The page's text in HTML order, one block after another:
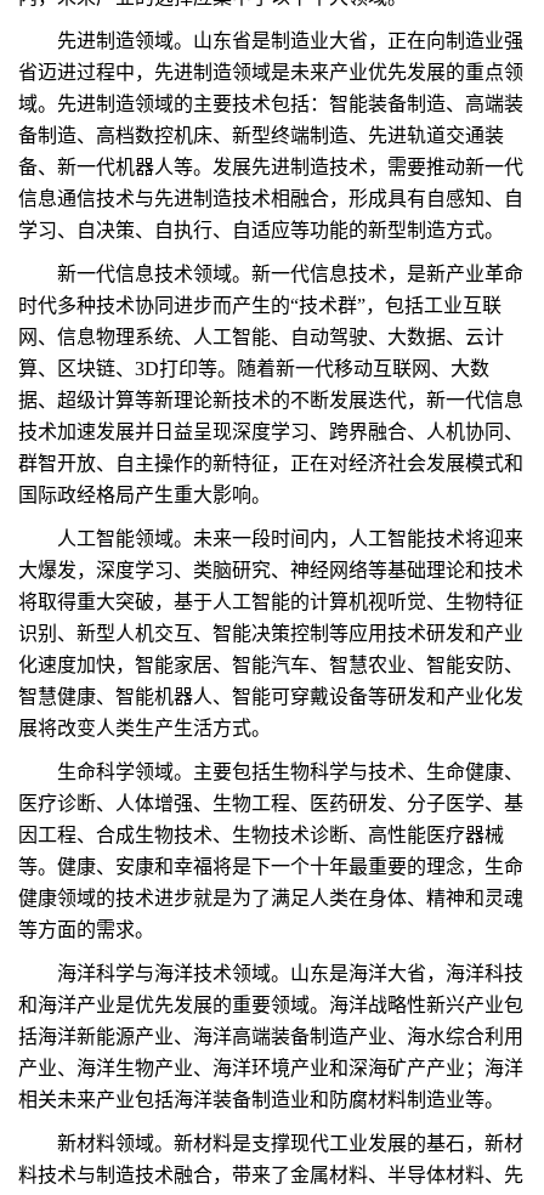
先进制造领域。山东省是制造业大省，正在向制造业强
省迈进过程中，先进制造领域是未来产业优先发展的重点领
域。先进制造领域的主要技术包括：智能装备制造、高端装
备制造、高档数控机床、新型终端制造、先进轨道交通装
备、新一代机器人等。发展先进制造技术，需要推动新一代
信息通信技术与先进制造技术相融合，形成具有自感知、自
学习、自决策、自执行、自适应等功能的新型制造方式。
新一代信息技术领域。新一代信息技术，是新产业革命
时代多种技术协同进步而产生的“技术群”，包括工业互联
网、信息物理系统、人工智能、自动驾驶、大数据、云计
算、区块链、3D打印等。随着新一代移动互联网、大数
据、超级计算等新理论新技术的不断发展迭代，新一代信息
技术加速发展并日益呈现深度学习、跨界融合、人机协同、
群智开放、自主操作的新特征，正在对经济社会发展模式和
国际政经格局产生重大影响。
人工智能领域。未来一段时间内，人工智能技术将迎来
大爆发，深度学习、类脑研究、神经网络等基础理论和技术
将取得重大突破，基于人工智能的计算机视听觉、生物特征
识别、新型人机交互、智能决策控制等应用技术研发和产业
化速度加快，智能家居、智能汽车、智慧农业、智能安防、
智慧健康、智能机器人、智能可穿戴设备等研发和产业化发
展将改变人类生产生活方式。
生命科学领域。主要包括生物科学与技术、生命健康、
医疗诊断、人体增强、生物工程、医药研发、分子医学、基
因工程、合成生物技术、生物技术诊断、高性能医疗器械
等。健康、安康和幸福将是下一个十年最重要的理念，生命
健康领域的技术进步就是为了满足人类在身体、精神和灵魂
等方面的需求。
海洋科学与海洋技术领域。山东是海洋大省，海洋科技
和海洋产业是优先发展的重要领域。海洋战略性新兴产业包
括海洋新能源产业、海洋高端装备制造产业、海水综合利用
产业、海洋生物产业、海洋环境产业和深海矿产产业；海洋
相关未来产业包括海洋装备制造业和防腐材料制造业等。
新材料领域。新材料是支撑现代工业发展的基石，新材
料技术与制造技术融合，带来了金属材料、半导体材料、先